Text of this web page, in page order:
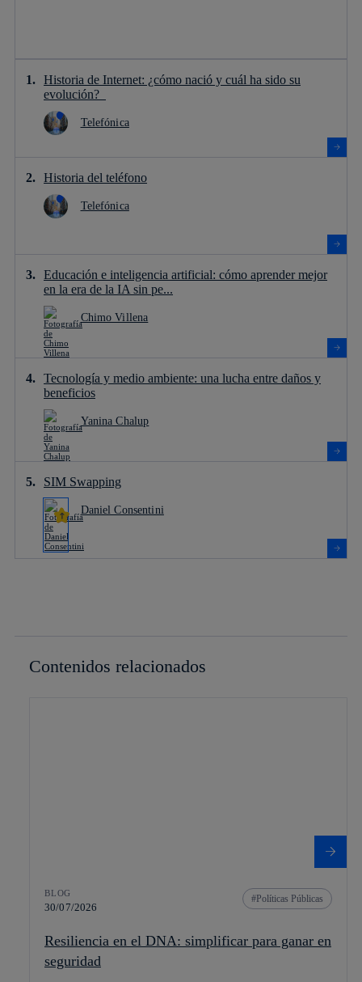
Historia de Internet: ¿cómo nació y cuál ha sido su
evolución?
Telefónica
Historia del teléfono
Telefónica
Educación e inteligencia artificial: cómo aprender mejor
en la era de la IA sin pe...
Chimo Villena
Tecnología y medio ambiente: una lucha entre daños y
beneficios
Yanina Chalup
SIM Swapping
Daniel Consentini
Contenidos relacionados
BLOG
30/07/2026
Políticas Públicas
Resiliencia en el DNA: simplificar para ganar en
seguridad